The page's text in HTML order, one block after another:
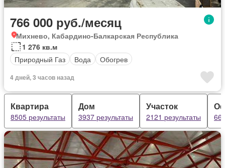
766 000 руб./месяц
Михнево, Кабардино-Балкарская Республика
1 276 кв.м
Природный Газ
Вода Обогрев
4 дней, 3 часов назад
Квартира
8505 результаты
Дом
3937 результаты
Участок
2121 результаты